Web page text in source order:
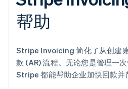
帮助
Stripe Invoicing 简化了从创建
款 (AR) 流程。无论您是管理一
Stripe 都能帮助企业加快回款并